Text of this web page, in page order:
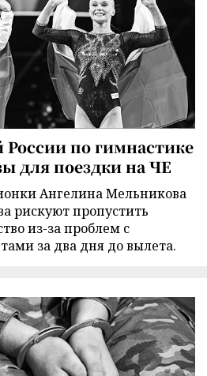
по гимнастике
для поездки на ЧЕ
Ангелина Мельникова
рискуют пропустить
из-за проблем с
за два дня до вылета.